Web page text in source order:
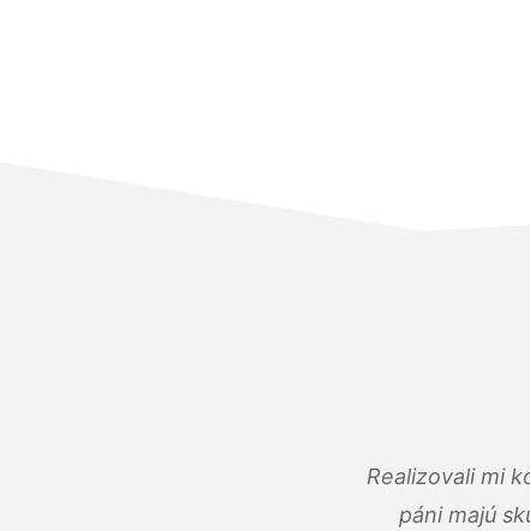
Realizovali mi
páni majú